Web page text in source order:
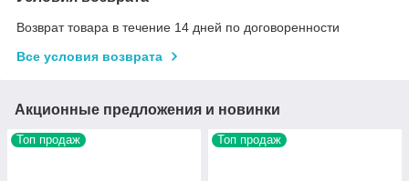
Возврат товара в течение 14 дней по договоренности
Все условия возврата
Акционные предложения и новинки
Топ продаж Топ продаж